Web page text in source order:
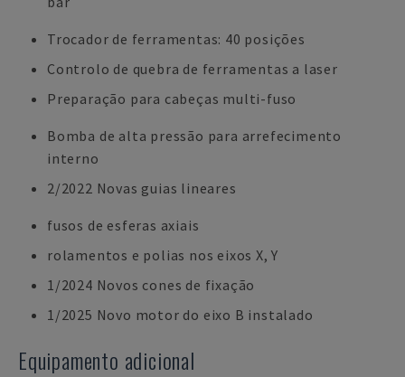
Trocador de ferramentas: 40 posições
Controlo de quebra de ferramentas a laser
Preparação para cabeças multi-fuso
Bomba de alta pressão para arrefecimento
interno
2/2022 Novas guias lineares
fusos de esferas axiais
rolamentos e polias nos eixos X, Y
1/2024 Novos cones de fixação
1/2025 Novo motor do eixo B instalado
Equipamento adicional